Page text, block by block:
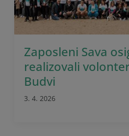
Zaposleni Sava
realizovali
Budvi
3. 4. 2026